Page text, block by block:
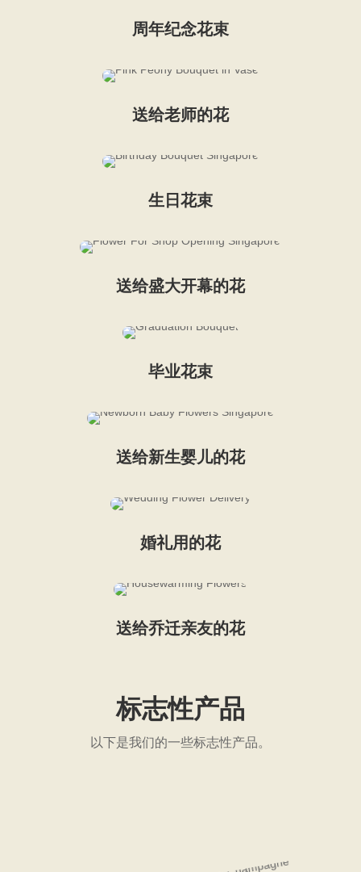
周年纪念花束
送给老师的花
生日花束
送给盛大开幕的花
毕业花束
送给新生婴儿的花
婚礼用的花
送给乔迁亲友的花
标志性产品
以下是我们的一些标志性产品。